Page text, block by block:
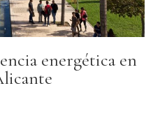
energética en